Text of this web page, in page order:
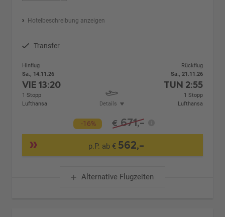
Hotelbeschreibung anzeigen
Transfer
Hinflug
Sa., 14.11.26
VIE13:20
1 Stopp
Lufthansa
Details
Rückflug
Sa., 21.11.26
TUN 2:55
1 Stopp
Lufthansa
-16% € 671,-
p.P. ab € 562,-
Alternative Flugzeiten